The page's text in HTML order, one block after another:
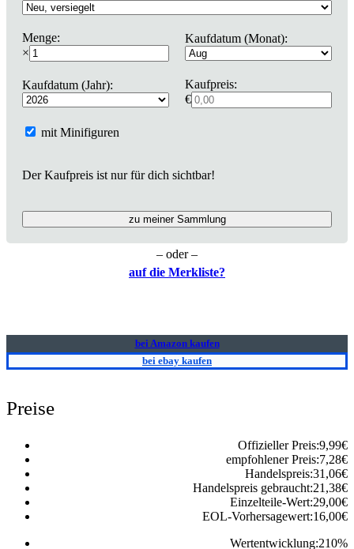
Menge:
×
Kaufdatum (Monat):
Kaufdatum (Jahr):
Kaufpreis:
€
mit Minifiguren
Der Kaufpreis ist nur für dich sichtbar!
zu meiner Sammlung
– oder –
auf die Merkliste?
bei Amazon kaufen
bei ebay kaufen
Preise
Offizieller Preis:9,99€
empfohlener Preis:7,28€
Handelspreis:31,06€
Handelspreis gebraucht:21,38€
Einzelteile-Wert:29,00€
EOL-Vorhersagewert:16,00€
Wertentwicklung:210%